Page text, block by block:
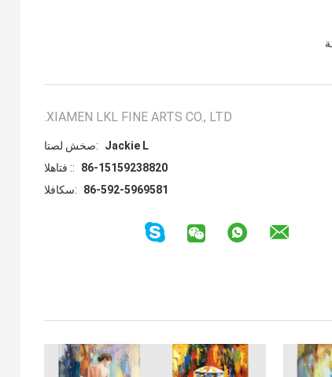
XIAMEN LKL FINE ARTS CO., LTD.
اتصل شخص:
Jackie L
الهاتف ::
86-15159238820
الفاكس:
86-592-5969581